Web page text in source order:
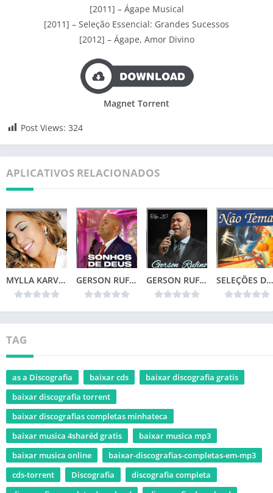
[2011] – Ágape Musical
[2011] – Seleção Essencial: Grandes Sucessos
[2012] – Ágape, Amor Divino
Magnet Torrent
Post Views: 324
APLICATIVOS RELACIONADOS
MYLLA KARVALHO – MINHA VIDA GERSON RUFINO – SONHOS DE DEUS (2024) GERSON RUFINO – TOP 20 SELEÇÕES DA COLEÇÃO CANÇÕES DE VIDA – NÃO TEMAS (1996)📌
TAG
as a Discografia baixar cds
baixar discografia gratis
baixar discografia torrent
baixar discografias completas minhateca
baixar musica 4sharéd gratis
baixar musica mp3
baixar musica online
baixar-discografias-completas-em-mp3
cds-torrent
Discografia
discografia completa